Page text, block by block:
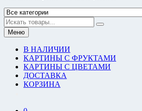
Искать
Меню
В НАЛИЧИИ
КАРТИНЫ С ФРУКТАМИ
КАРТИНЫ С ЦВЕТАМИ
ДОСТАВКА
КОРЗИНА